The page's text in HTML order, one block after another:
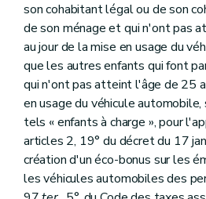
son cohabitant légal ou de son
de son ménage et qui n'ont pas
au jour de la mise en usage du
que les autres enfants qui font
qui n'ont pas atteint l'âge de 25
en usage du véhicule
tels « enfants à charge », pour
articles 2, 19° du décret du 17
création d'un éco-bonus sur les
les véhicules automobiles des